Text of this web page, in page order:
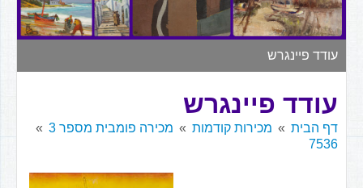
▼
עודד פיינגרש
עודד פיינגרש
דף הבית מכירות קודמות
מכירה פומבית מספר 3
7536